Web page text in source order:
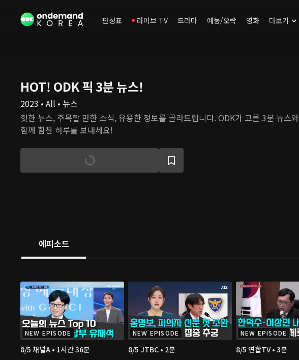
편성표 라이브 TV 드라마 예능/오락 영화 더보기
HOT! ODK 픽 3분 뉴스!
2023 • All • 뉴스
핫한 뉴스, 주목할 만한 소식, 유용한 정보를 골라드립니다. ODK가 고른 3분 뉴스와
함께 힘찬 하루를 보내세요!
에피소드
NEW EPISODE
8/5 채널A • 1시간 36분
NEW EPISODE
8/5 JTBC • 2분
NEW EPISODE
8/5 연합TV • 3분